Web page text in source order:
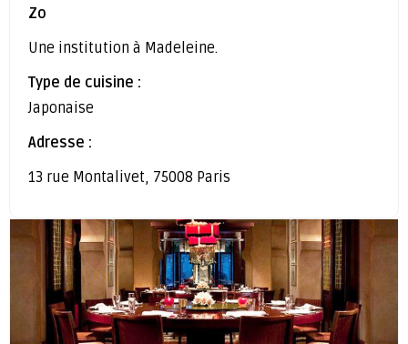
Zo
Une institution à Madeleine.
Type de cuisine :
Japonaise
Adresse :
13 rue Montalivet, 75008 Paris